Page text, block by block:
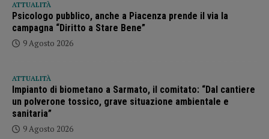
ATTUALITÀ
Psicologo pubblico, anche a Piacenza prende il via la
campagna “Diritto a Stare Bene”
9 Agosto 2026
ATTUALITÀ
Impianto di biometano a Sarmato, il comitato: “Dal cantiere
un polverone tossico, grave situazione ambientale e
sanitaria”
9 Agosto 2026